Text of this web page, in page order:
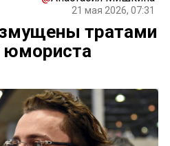
21 мая 2026, 07:31
тратами
юмориста